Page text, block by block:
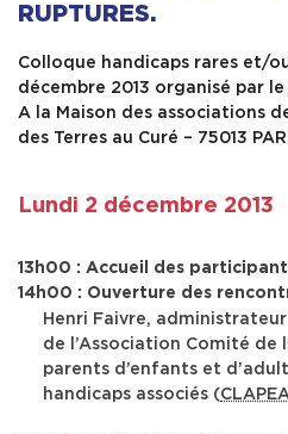
RUPTURES.
Colloque handicaps rares et/
décembre 2013 organisé par le
A la Maison des associations
des Terres au Curé – 75013
Lundi 2 décembre 2013
13h00 : Accueil des
14h00 : Ouverture des
Henri Faivre,
de l’Association Comité de
parents d’enfants et
handicaps associés (